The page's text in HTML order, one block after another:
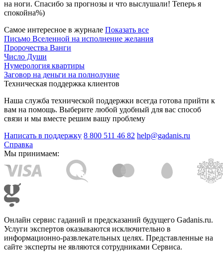
на ноги. Спасибо за прогнозы и что выслушали! Теперь я
спокойна%)
Самое интересное в журнале Показать все
Письмо Вселенной на исполнение желания
Пророчества Ванги
Число Души
Нумерология квартиры
Заговор на деньги на полнолуние
Техническая поддержка клиентов
Наша служба технической поддержки всегда готова прийти к
вам на помощь. Выберите любой удобный для вас способ
связи и мы вместе решим вашу проблему
Написать в поддержку 8 800 511 46 82 help@gadanis.ru
Справка
Мы принимаем:
Онлайн сервис гаданий и предсказаний будущего Gadanis.ru.
Услуги экспертов оказываются исключительно в
информационно-развлекательных целях. Представленные на
сайте эксперты не являются сотрудниками Сервиса.